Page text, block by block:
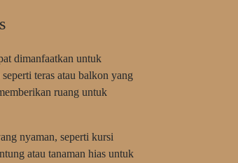
dimanfaatkan untuk
teras atau balkon yang
ruang untuk
nyaman, seperti kursi
atau tanaman hias untuk